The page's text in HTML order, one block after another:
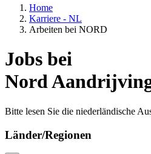
Home
Karriere - NL
Arbeiten bei NORD
Jobs bei
Nord
Bitte lesen Sie die niederländische
Länder/Regionen